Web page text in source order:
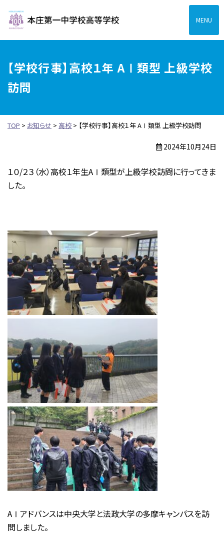
本庄第一高等学校中高一
【学校行事】高校１年 AⅠ類型 上級学校
訪問
TOP > お知らせ > 高校 > 【学校行事】高校１年 AⅠ類型 上級学校訪問
2024年10月24日
１０/２３（水）高校１年生AⅠ類型が上級学校訪問に行ってきま
した。
AⅠアドバンスは中央大学と法政大学の多摩キャンパスを訪
問しました。